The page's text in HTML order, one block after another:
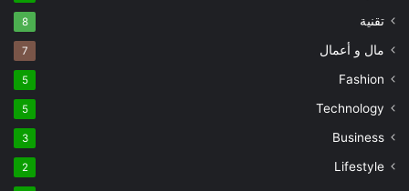
تقنية 8
مال و أعمال 7
Fashion
5
Technology
5
Business
3
Lifestyle
2